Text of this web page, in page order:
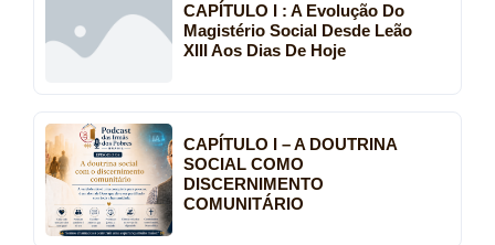
CAPÍTULO I : A Evolução Do
Magistério Social Desde Leão
XIII Aos Dias De Hoje
CAPÍTULO I – A DOUTRINA
SOCIAL COMO
DISCERNIMENTO
COMUNITÁRIO